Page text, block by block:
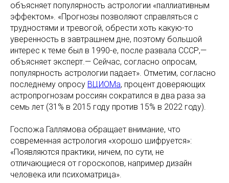
объясняет популярность астрологии «паллиативным
эффектом». «Прогнозы позволяют справляться с
трудностями и тревогой, обрести хоть какую-то
уверенность в завтрашнем дне, поэтому большой
интерес к теме был в 1990-е, после развала СССР,—
объясняет эксперт.— Сейчас, согласно опросам,
популярность астрологии падает». Отметим, согласно
последнему опросу ВЦИОМа, процент доверяющих
астропрогнозам россиян сократился в два раза за
семь лет (31% в 2015 году против 15% в 2022 году).
Госпожа Галлямова обращает внимание, что
современная астрология «хорошо шифруется»:
«Появляются практики, ничем, по сути, не
отличающиеся от гороскопов, например дизайн
человека или психоматрица».